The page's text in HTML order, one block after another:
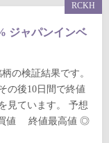
ジャパンインベ
の検証結果です。
の後10日間で終値
見ています。 予想
買値 終値最高値 ◎
RCKH